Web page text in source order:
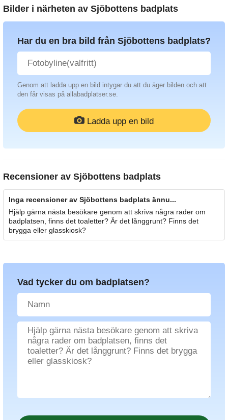
Bilder i närheten av Sjöbottens badplats
Har du en bra bild från Sjöbottens badplats?
Genom att ladda upp en bild intygar du att du äger bilden och att
den får visas på allabadplatser.se.
Ladda upp en bild
Recensioner av Sjöbottens badplats
Inga recensioner av Sjöbottens badplats ännu...
Hjälp gärna nästa besökare genom att skriva några rader om
badplatsen, finns det toaletter? Är det långgrunt? Finns det
brygga eller glasskiosk?
Vad tycker du om badplatsen?